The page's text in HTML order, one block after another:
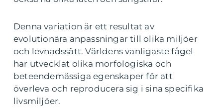
Denna variation är ett resultat av
evolutionära anpassningar till olika miljöer
och levnadssätt. Världens vanligaste fågel
har utvecklat olika morfologiska och
beteendemässiga egenskaper för att
överleva och reproducera sig i sina specifika
livsmiljöer.